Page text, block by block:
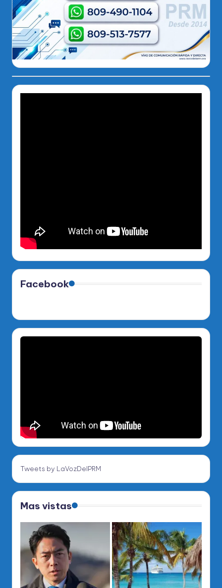
Facebook
Tweets by LaVozDelPRM
Mas vistas